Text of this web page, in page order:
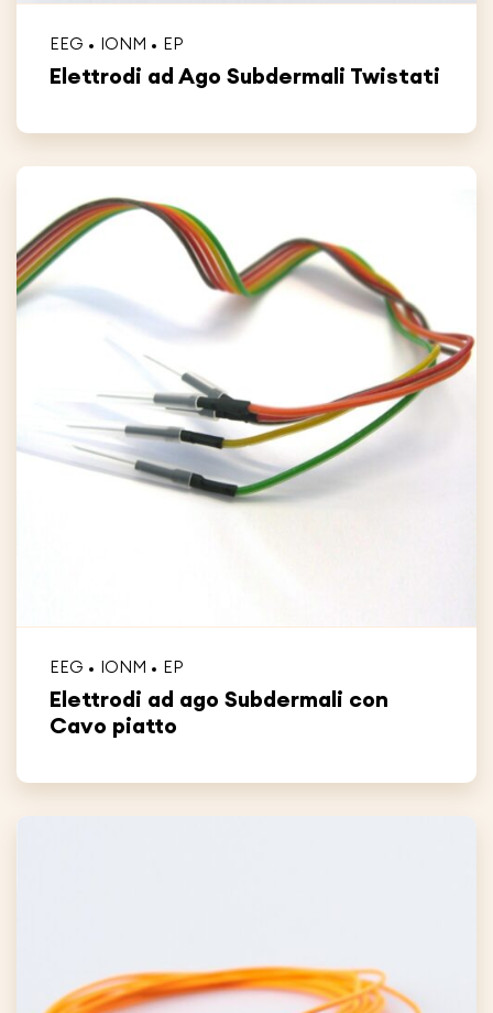
EEG IONM EP
Elettrodi ad Ago Subdermali Twistati
EEG IONM EP
Elettrodi ad ago Subdermali con
Cavo piatto